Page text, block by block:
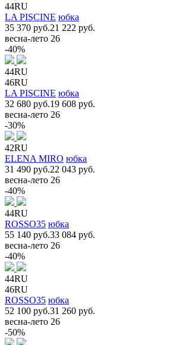
44RU
LA PISCINE юбка
35 370 руб.21 222 руб.
весна-лето 26
-40%
44RU
46RU
LA PISCINE юбка
32 680 руб.19 608 руб.
весна-лето 26
-30%
42RU
ELENA MIRO юбка
31 490 руб.22 043 руб.
весна-лето 26
-40%
44RU
ROSSO35 юбка
55 140 руб.33 084 руб.
весна-лето 26
-40%
44RU
46RU
ROSSO35 юбка
52 100 руб.31 260 руб.
весна-лето 26
-50%